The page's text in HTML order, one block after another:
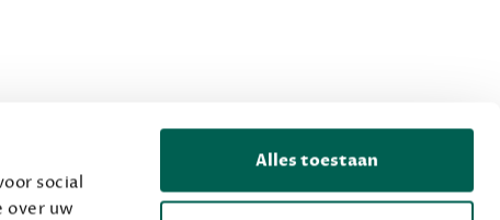
social
over uw
Alles toestaan